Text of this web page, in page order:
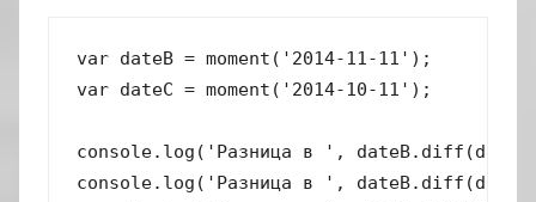
var dateB = moment('2014-11-11');
var dateC = moment('2014-10-11');
console.log('Разница в ',
console.log('Разница в ',